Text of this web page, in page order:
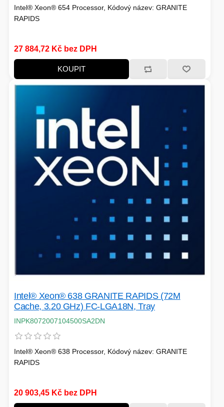
HERNÍ STOLY
CHLAZENÍ
STOJANY
NABÍJECÍ STANICE
ŽÁROVKY
ALARMY A SETY
ANTÉNY
PŘÍSTUPOVÝ SYSTÉM
PÉČE O TĚLO
Intel® Xeon® 654 Processor, Kódový název: GRANITE
RAPIDS
27 884,72 Kč bez DPH
KOUPIT
Intel® Xeon® 638 GRANITE RAPIDS (72M
Cache, 3.20 GHz) FC-LGA18N, Tray
INPK8072007104500SA2DN
Intel® Xeon® 638 Processor, Kódový název: GRANITE
RAPIDS
20 903,45 Kč bez DPH